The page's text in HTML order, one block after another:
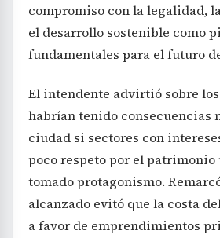
compromiso con la legalidad,
el desarrollo sostenible como
fundamentales para el futuro
El intendente advirtió sobre
habrían tenido consecuencias
ciudad si sectores con
poco respeto por el
tomado protagonismo.
alcanzado evitó que la costa
a favor de emprendimientos